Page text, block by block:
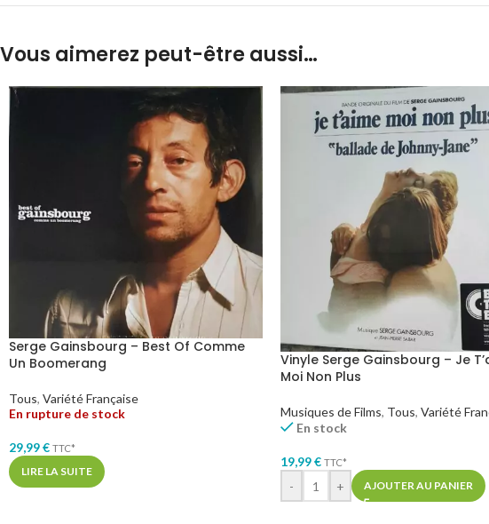
Vous aimerez peut-être aussi…
Serge Gainsbourg – Best Of Comme
Un Boomerang
Tous, Variété Française
En rupture de stock
29,99€ TTC*
LIRE LA SUITE
Vinyle Serge Gainsbourg – Je
Moi Non Plus
Musiques de Films, Tous, Variété
En stock
19,99€ TTC*
- + AJOUTER AU PANIER